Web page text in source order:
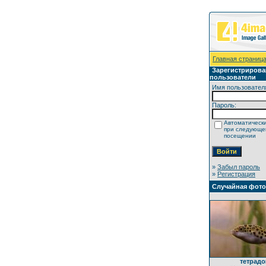
Главная страница
пользователи
Имя
Пароль:
при
посещении
» Забыл пароль
» Регистрация
Случайная